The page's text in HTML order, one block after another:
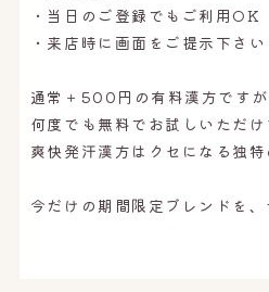
・当日のご登録でもご利用OK
・来店時に画面をご提示下さい
通常＋500円の有料漢方です
何度でも無料でお試しいただけ
爽快発汗漢方はクセになる独特
今だけの期間限定ブレンドを